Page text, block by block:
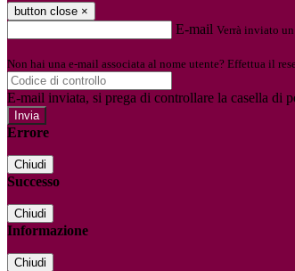
button close ×
E-mail Verrà inviato
Non hai una e-mail associata al nome utente? Effettua il
E-mail inviata, si prega di controllare la casella di
Errore
Chiudi
Successo
Chiudi
Informazione
Chiudi